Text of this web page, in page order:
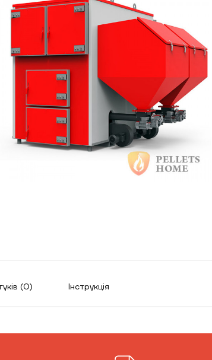
(0) Інструкція